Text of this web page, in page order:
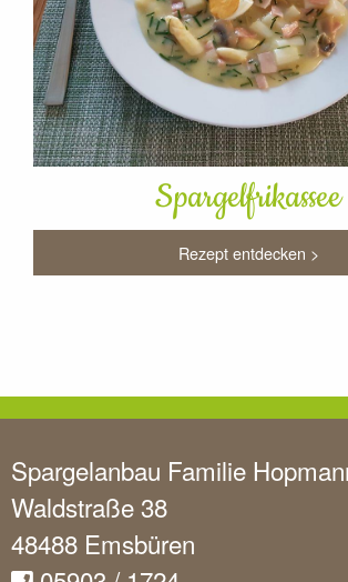
Spargelfrikassee
Rezept entdecken >
Spargelanbau Familie
Waldstraße 38
48488 Emsbüren